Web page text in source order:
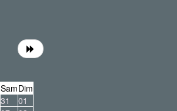
SamDim
31
01